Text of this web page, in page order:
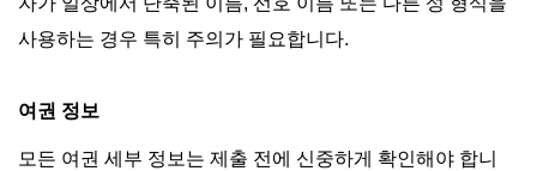
사용하는 경우 특히 주의가 필요합니다.
여권 정보
모든 여권 세부 정보는 제출 전에 신중하게 확인해야 합니